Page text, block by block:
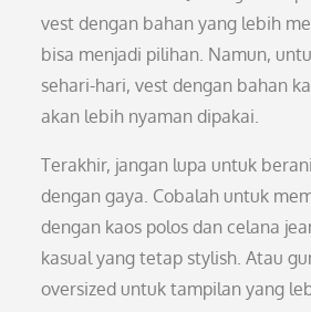
vest dengan bahan yang lebih
bisa menjadi pilihan. Namun,
sehari-hari, vest dengan bahan
akan lebih nyaman dipakai.
Terakhir, jangan lupa untuk
dengan gaya. Cobalah untuk
dengan kaos polos dan celana
kasual yang tetap stylish. Atau
oversized untuk tampilan yang